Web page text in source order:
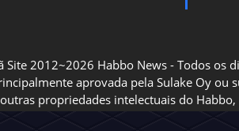
Site 2012~2026 Habbo News - Todos os
aprovada pela Sulake Oy ou
outras propriedades intelectuais do